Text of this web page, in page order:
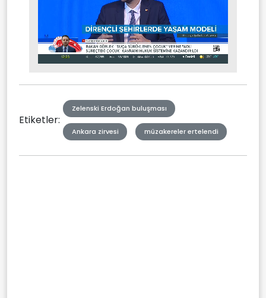
Mute Stream
Etiketler:
Zelenski Erdoğan buluşması
Ankara zirvesi müzakereler ertelendi